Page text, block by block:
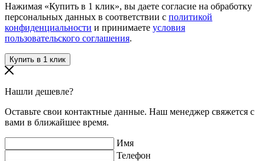
Нажимая «Купить в 1 клик», вы даете согласие на обработку
персональных данных в соответствии с политикой
конфиденциальности и принимаете условия
пользовательского соглашения.
Нашли дешевле?
Оставьте свои контактные данные. Наш менеджер свяжется с
вами в ближайшее время.
Имя
Телефон